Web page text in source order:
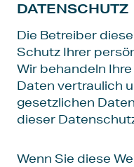
DATENSCHUTZ
Die Betreiber
Schutz Ihrer
Wir behandeln
Daten vertraulich
gesetzlichen
dieser
Wenn Sie diese